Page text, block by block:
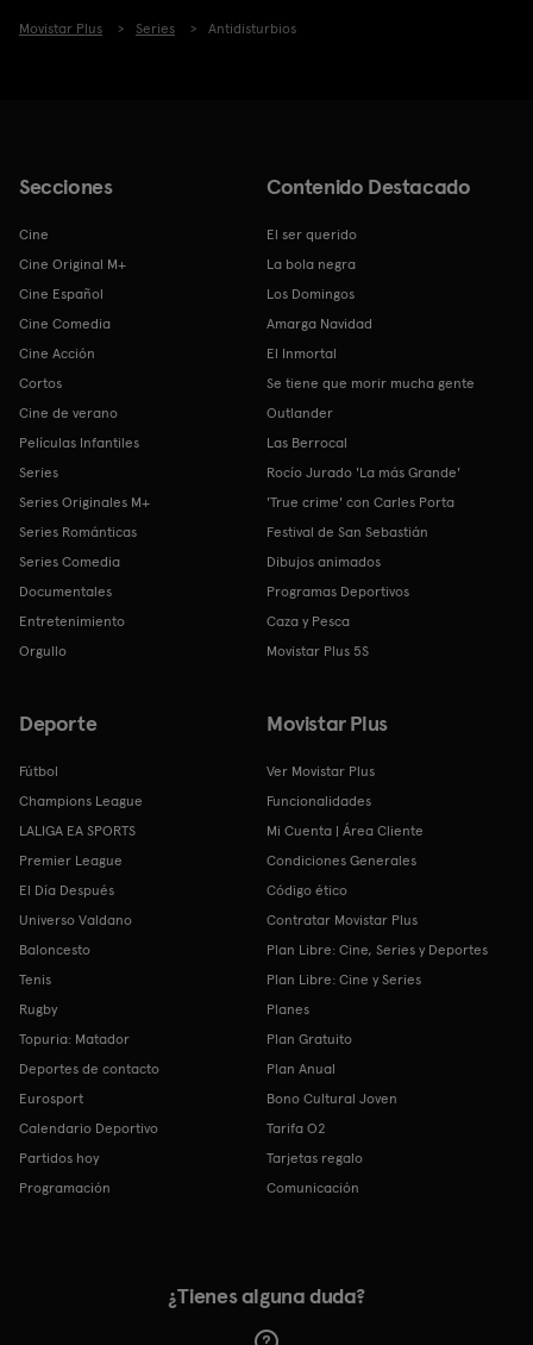
Movistar Plus Series Antidisturbios
Secciones
Cine
Cine Original M+
Cine Español
Cine Comedia
Cine Acción
Cortos
Cine de verano
Películas Infantiles
Series
Series Originales M+
Series Románticas
Series Comedia
Documentales
Entretenimiento
Orgullo
Contenido Destacado
El ser querido
La bola negra
Los Domingos
Amarga Navidad
El Inmortal
Se tiene que morir mucha gente
Outlander
Las Berrocal
Rocío Jurado 'La más Grande'
'True crime' con Carles Porta
Festival de San Sebastián
Dibujos animados
Programas Deportivos
Caza y Pesca
Movistar Plus 5S
Deporte
Fútbol
Champions League
LALIGA EA SPORTS
Premier League
El Día Después
Universo Valdano
Baloncesto
Tenis
Rugby
Topuria: Matador
Deportes de contacto
Eurosport
Calendario Deportivo
Partidos hoy
Programación
Movistar Plus
Ver Movistar Plus
Funcionalidades
Mi Cuenta | Área Cliente
Condiciones Generales
Código ético
Contratar Movistar Plus
Plan Libre: Cine, Series y Deportes
Plan Libre: Cine y Series
Planes
Plan Gratuito
Plan Anual
Bono Cultural Joven
Tarifa O2
Tarjetas regalo
Comunicación
¿Tienes alguna duda?